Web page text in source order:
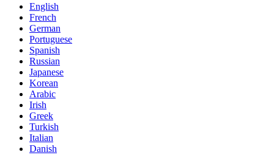
English
French
German
Portuguese
Spanish
Russian
Japanese
Korean
Arabic
Irish
Greek
Turkish
Italian
Danish